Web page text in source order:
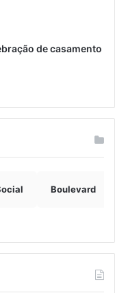
de casamento
Boulevard